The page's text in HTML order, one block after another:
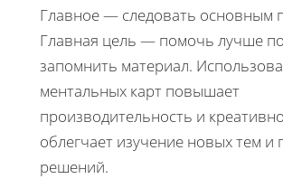
Главное — следовать основным
Главная цель — помочь лучше
запомнить материал.
ментальных карт повышает
производительность и
облегчает изучение новых тем и
решений.